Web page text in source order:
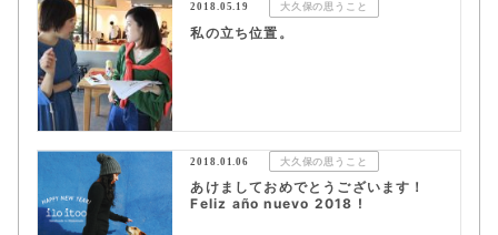
2018.05.19 大久保の思うこと
私の立ち位置。
2018.01.06 大久保の思うこと
あけましておめでとうございます！
Feliz año nuevo 2018 !